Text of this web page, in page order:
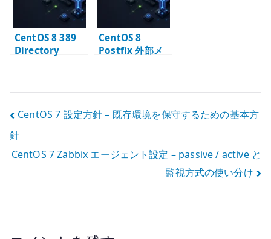
CentOS 8 389
Directory
エイリアス
CentOS 8
Postfix 外部メ
設定
投
稿
ナ
ビ
CentOS 7 設定方針 – 既存環境を保守するための基本方
針
CentOS 7 Zabbix エージェント設定 – passive / active と
監視方式の使い分け